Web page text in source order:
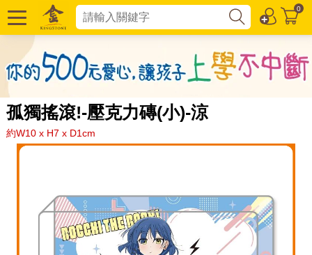
0
孤獨搖滾!-壓克力磚(小)-涼
約W10 x H7 x D1cm